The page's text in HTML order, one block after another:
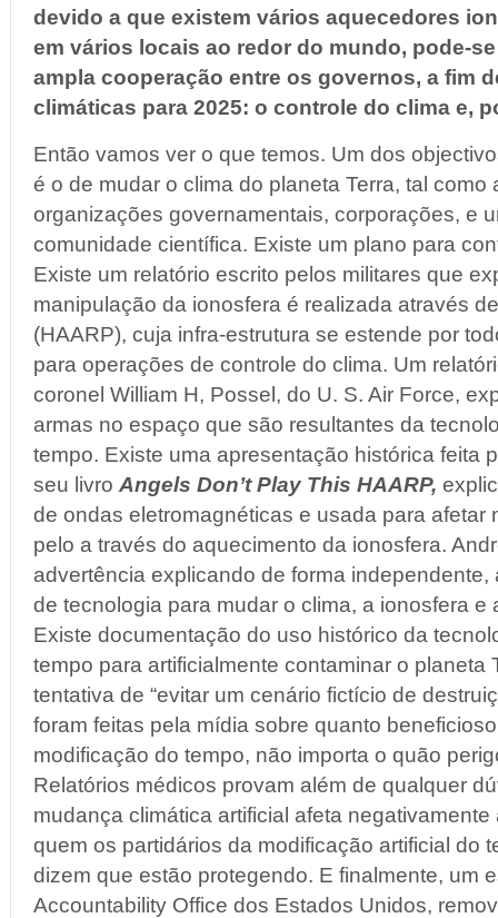
devido a que existem vários aquecedores
em vários locais ao redor do mundo, pode-
ampla cooperação entre os governos, a fim
climáticas para 2025: o controle do clima e,
Então vamos ver o que temos. Um dos
é o de mudar o clima do planeta Terra, tal como
organizações governamentais, corporações, e
comunidade científica. Existe um plano para
Existe um relatório escrito pelos militares que
manipulação da ionosfera é realizada através
(HAARP), cuja infra-estrutura se estende por
para operações de controle do clima. Um
coronel William H, Possel, do U. S. Air Force,
armas no espaço que são resultantes da
tempo. Existe uma apresentação histórica feita
seu livro Angels Don’t Play This HAARP,
de ondas eletromagnéticas e usada para afetar
pelo a través do aquecimento da ionosfera.
advertência explicando de forma
de tecnologia para mudar o clima, a ionosfera e
Existe documentação do uso histórico da
tempo para artificialmente contaminar o planeta
tentativa de “evitar um cenário fictício de
foram feitas pela mídia sobre quanto
modificação do tempo, não importa o quão
Relatórios médicos provam além de qualquer
mudança climática artificial afeta
quem os partidários da modificação artificial do
dizem que estão protegendo. E finalmente, um
Accountability Office dos Estados Unidos,